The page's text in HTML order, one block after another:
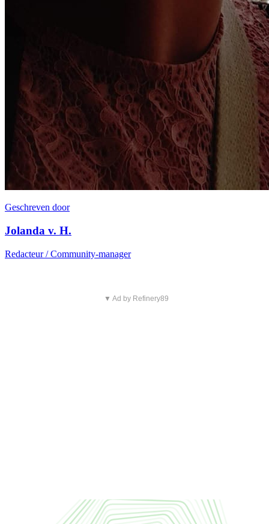
Geschreven door
Jolanda v. H.
Redacteur / Community-manager
▼ Ad by Refinery89